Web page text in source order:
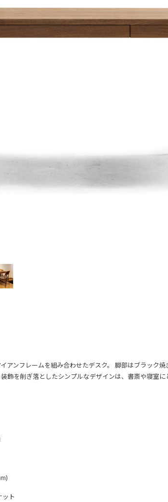
アンフレームを組み合わせたデスク。 脚部はブラック焼
飾を削ぎ落としたシンプルなデザインは、書斎や寝室に
ット